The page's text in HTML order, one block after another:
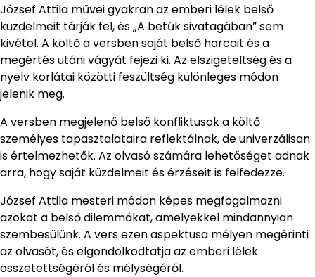
József Attila művei gyakran az emberi lélek belső
küzdelmeit tárják fel, és „A betűk sivatagában” sem
kivétel. A költő a versben saját belső harcait és a
megértés utáni vágyát fejezi ki. Az elszigeteltség és a
nyelv korlátai közötti feszültség különleges módon
jelenik meg.
A versben megjelenő belső konfliktusok a költő
személyes tapasztalataira reflektálnak, de univerzálisan
is értelmezhetők. Az olvasó számára lehetőséget adnak
arra, hogy saját küzdelmeit és érzéseit is felfedezze.
József Attila mesteri módon képes megfogalmazni
azokat a belső dilemmákat, amelyekkel mindannyian
szembesülünk. A vers ezen aspektusa mélyen megérinti
az olvasót, és elgondolkodtatja az emberi lélek
összetettségéről és mélységéről.